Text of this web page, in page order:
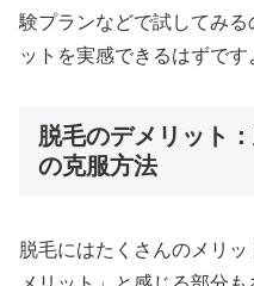
験プランなどで試してみ
ットを実感できるはずです
脱毛のデメリット
の克服方法
脱毛にはたくさんのメリ